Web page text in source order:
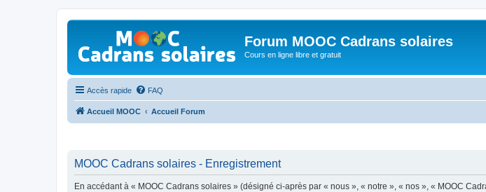
Forum MOOC Cadrans solaires
Cours en ligne libre et gratuit
Accès rapide FAQ
Accueil MOOC Accueil Forum
MOOC Cadrans solaires - Enregistrement
En accédant à « MOOC Cadrans solaires » (désigné ci-après par « nous », « notre », « nos », « MOOC